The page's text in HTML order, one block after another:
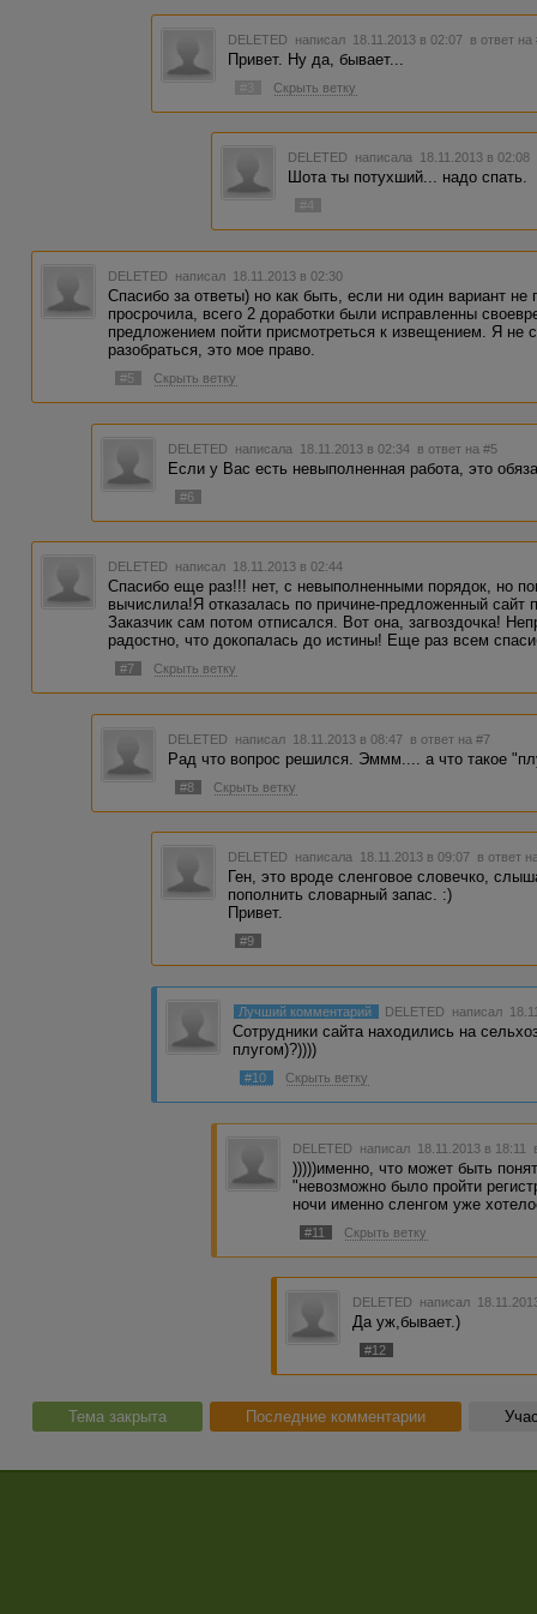
DELETED написал 18.11.2013 в 02:07 в ответ на
Привет. Ну да, бывает...
Скрыть ветку
DELETED написала 18.11.2013 в 02:08
Шота ты потухший... надо спать.
#4
DELETED написал 18.11.2013 в 02:30
Спасибо за ответы) но как быть, если ни один вариант не
просрочила, всего 2 доработки были исправленны
предложением пойти присмотреться к извещением. Я не
разобраться, это мое право.
#5 Скрыть ветку
DELETED написала 18.11.2013 в 02:34 в ответ на #5
Если у Вас есть невыполненная работа, это
#6
DELETED написал 18.11.2013 в 02:44
Спасибо еще раз!!! нет, с невыполненными порядок, но
вычислила!Я отказалась по причине-предложенный
Заказчик сам потом отписался. Вот она, загвоздочка!
радостно, что докопалась до истины! Еще раз всем
#7 Скрыть ветку
DELETED написал 18.11.2013 в 08:47 в ответ на #7
Рад что вопрос решился. Эммм.... а что такое
#8 Скрыть ветку
DELETED написала 18.11.2013 в 09:07 в ответ
Ген, это вроде сленговое словечко,
пополнить словарный запас. :)
Привет.
#9
Лучший комментарий DELETED написал
Сотрудники сайта находились на
плугом)?))))
#10 Скрыть ветку
DELETED написал 18.11.2013 в 18:11
)))))именно, что может быть
"невозможно было пройти
ночи именно сленгом уже
#11 Скрыть ветку
DELETED написал
Да уж,бывает.)
#12
Тема закрыта Последние комментарии